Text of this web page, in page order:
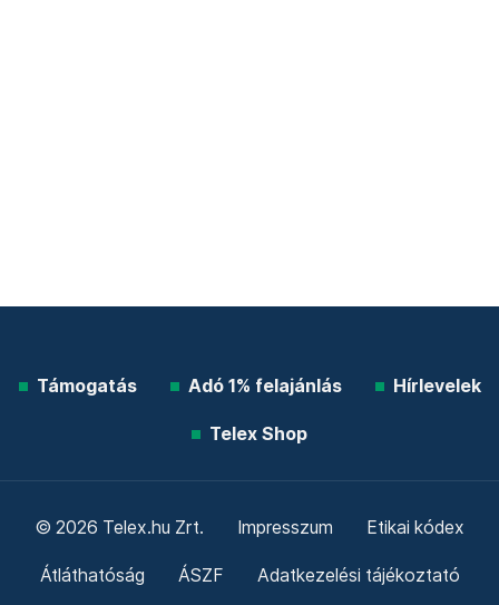
Támogatás Adó 1% felajánlás Hírlevelek
Telex Shop
© 2026 Telex.hu Zrt. Impresszum Etikai kódex
Átláthatóság ÁSZF Adatkezelési tájékoztató